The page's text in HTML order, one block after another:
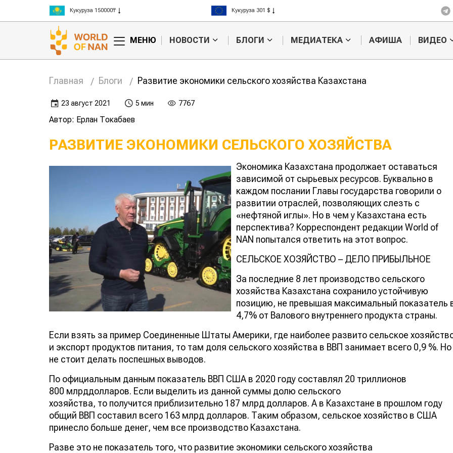
Рис 300000₸
Пшеница 3 класс 125000₸
Рис 408 $
Пшеница 423 $
МЕНЮ НОВОСТИ БЛОГИ МЕДИАТЕКА АФИША ВИДЕО
Главная Блоги Развитие экономики сельского хозяйства Казахстана
23 август 2021 5 мин 7767
Автор: Ерлан Токабаев
РАЗВИТИЕ ЭКОНОМИКИ СЕЛЬСКОГО ХОЗЯЙСТВА
Экономика Казахстана продолжает оставаться
зависимой от сырьевых ресурсов. Буквально в
каждом послании Главы государства говорили о
развитии отраслей, позволяющих слезть с
«нефтяной иглы». Но в чем у Казахстана есть
перспектива? Корреспондент редакции World of
NAN попытался ответить на этот вопрос.
СЕЛЬСКОЕ ХОЗЯЙСТВО – ДЕЛО ПРИБЫЛЬНОЕ
За последние 8 лет производство сельского
хозяйства Казахстана сохранило устойчивую
позицию, не превышая максимальный показатель
4,7% от Валового внутреннего продукта страны.
Если взять за пример Соединенные Штаты Америки, где наиболее развито сельское
и экспорт продуктов питания, то там доля сельского хозяйства в ВВП занимает всего 0,9 %. Но
не стоит делать поспешных выводов.
По официальным данным показатель ВВП США в 2020 году составлял 20 триллионов
800 млрддолларов. Если выделить из данной суммы долю сельского
хозяйства, то получится приблизительно 187 млрд долларов. А в Казахстане в прошлом году
общий ВВП составил всего 163 млрд долларов. Таким образом, сельское хозяйство в США
принесло больше денег, чем все производство Казахстана.
Разве это не показатель того, что развитие экономики сельского хозяйства
Какие земли могут
отобрать у
фермеров?
Как государство
теряет деньги через
СПК?